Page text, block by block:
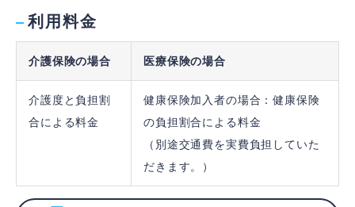
利用料金
介護保険の場合 医療保険の場合
介護度と負担割
合による料金
健康保険加入者の場合：健康保険
の負担割合による料金
（別途交通費を実費負担していた
だきます。）